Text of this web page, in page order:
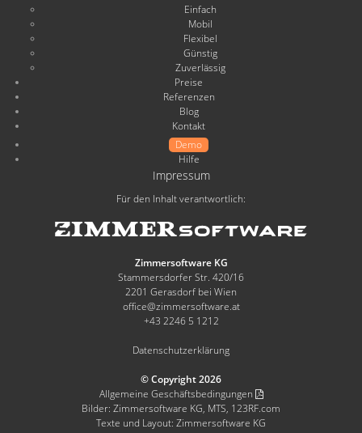
Einfach
Mobil
Flexibel
Günstig
Zuverlässig
Preise
Referenzen
Blog
Kontakt
Demo
Hilfe
Impressum
Für den Inhalt verantwortlich:
Zimmersoftware KG
Stammersdorfer Str. 420/16
2201 Gerasdorf bei Wien
office@zimmersoftware.at
+43 2246 5 1212
Datenschutzerklärung
© Copyright 2026
Allgemeine Geschäftsbedingungen
Bilder: Zimmersoftware KG, MTS, 123RF.com
Texte und Layout: Zimmersoftware KG